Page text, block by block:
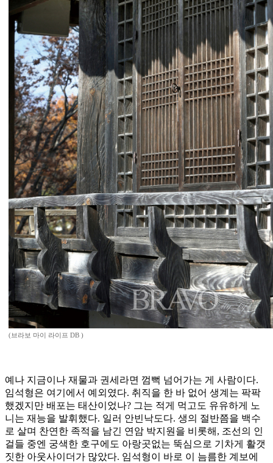
(브라보 마이 라이프 DB )
예나 지금이나 재물과 권세라면 껌뻑 넘어가는 게 사람이다.
임석형은 여기에서 예외였다. 취직을 한 바 없어 생계는 팍팍
했겠지만 배포는 태산이었나? 그는 적게 먹고도 유유하게 노
니는 재능을 발휘했다. 일러 안빈낙도다. 생의 절반쯤을 백수
로 살며 찬연한 족적을 남긴 연암 박지원을 비롯해, 조선의 인
걸들 중엔 궁색한 호구에도 아랑곳없는 뚝심으로 기차게 활갯
짓한 아웃사이더가 많았다. 임석형이 바로 이 늠름한 계보에